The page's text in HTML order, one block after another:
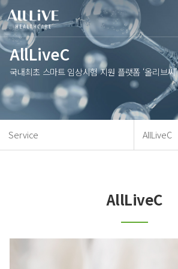
AllLiveC
국내최초 스마트 임상시험 지원 플랫폼 ‘올리브씨’
Service AllLiveC
AllLiveC